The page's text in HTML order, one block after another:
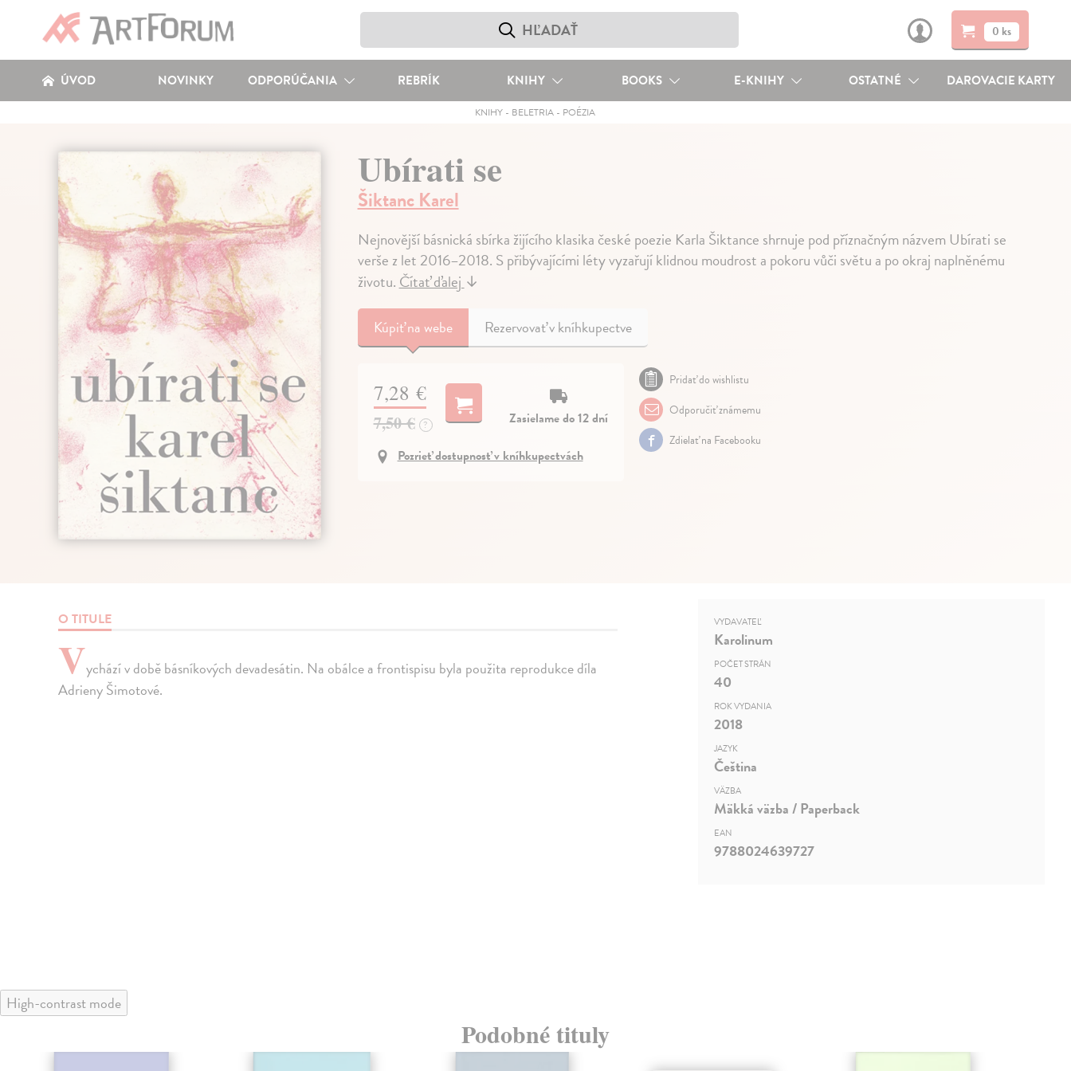
0 ks
ÚVOD NOVINKY ODPORÚČANIA REBRÍK KNIHY BOOKS E-KNIHY OSTATNÉ DAROVACIE KARTY
KNIHY - BELETRIA - POÉZIA
Ubírati se
Šiktanc Karel
Nejnovější básnická sbírka žijícího klasika české poezie Karla Šiktance shrnuje pod příznačným názvem Ubírati se
verše z let 2016–2018. S přibývajícími léty vyzařují klidnou moudrost a pokoru vůči světu a po okraj naplněnému
životu.Čítať ďalej↓
Kúpiťna webe Rezervovať v kníhkupectve
7,28 €
7,50 € ?
Zasielame do 12 dní
Pozrieť dostupnosť v kníhkupectvách
Pridať do wishlistu
Odporučiť známemu
Zdielať na Facebooku
O TITULE
Vychází v době básníkových devadesátin. Na obálce a frontispisu byla použita reprodukce díla
Adrieny Šimotové.
VYDAVATEĽ
Karolinum
POČET STRÁN
40
ROK VYDANIA
2018
JAZYK
Čeština
VÄZBA
Mäkká väzba / Paperback
EAN
9788024639727
High-contrast mode
Podobné tituly